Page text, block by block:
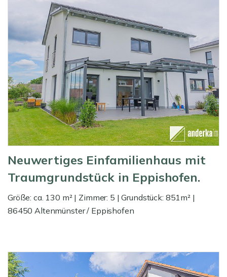
Neuwertiges Einfamilienhaus mit
Traumgrundstück in Eppishofen.
Größe: ca. 130 m² | Zimmer: 5 | Grundstück: 851m² |
86450 Altenmünster / Eppishofen